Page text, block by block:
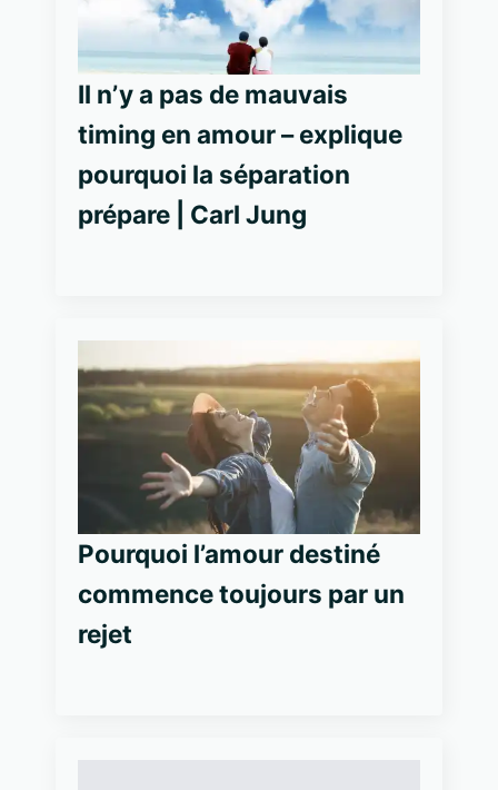
Il n’y a pas de mauvais
timing en amour – explique
pourquoi la séparation
prépare | Carl Jung
Pourquoi l’amour destiné
commence toujours par un
rejet